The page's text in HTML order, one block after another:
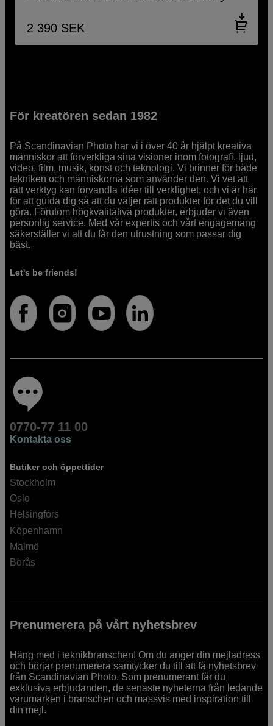
2 390 SEK
För kreatören sedan 1982
På Scandinavian Photo har vi i över 40 år hjälpt kreativa
människor att förverkliga sina visioner inom fotografi, ljud,
video, film, musik, konst och teknologi. Vi brinner för både
tekniken och människorna som använder den. Vi vet att
rätt verktyg kan förvandla idéer till verklighet, och vi är här
för att guida dig så att du väljer rätt produkter för det du vill
göra. Förutom högkvalitativa produkter, erbjuder vi även
personlig service. Med vår expertis och vårt engagemang
säkerställer vi att du får den utrustning som passar dig
bäst.
Let's be friends!
0770-77 11 00
Kontakta oss
Butiker och öppettider
Stockholm
Oslo
Helsingfors
Köpenhamn
Malmö
Borås
Prenumerera på vårt nyhetsbrev
Häng med i teknikbranschen! Om du anger din mejladress
och börjar prenumerera samtycker du till att få nyhetsbrev
från Scandinavian Photo. Som prenumerant får du
exklusiva erbjudanden, de senaste nyheterna från ledande
varumärken i branschen och massvis med inspiration till
din mejl.